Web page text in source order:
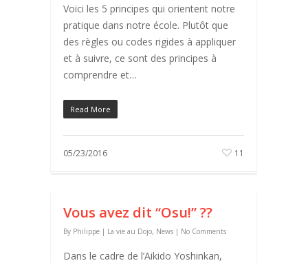
Voici les 5 principes qui orientent notre
pratique dans notre école. Plutôt que
des règles ou codes rigides à appliquer
et à suivre, ce sont des principes à
comprendre et…
Read More
05/23/2016 11
Vous avez dit “Osu!” ??
By Philippe | La vie au Dojo, News | No Comments
Dans le cadre de l’Aikido Yoshinkan,